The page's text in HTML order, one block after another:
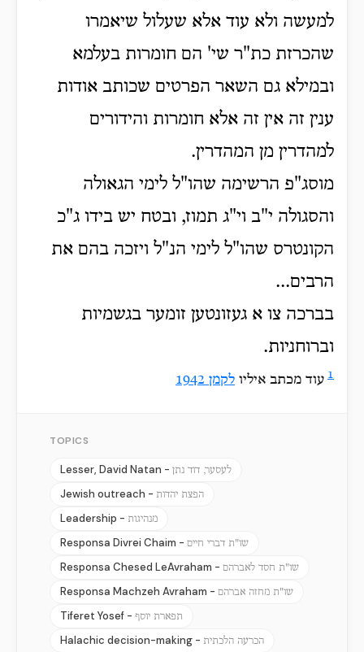
למעשה ולא עוד אלא שעלול שיאמרו
שהכרזת כת"ר שי' הם חומרות בעלמא
ובמילא גם השאר הפרטים שכותב אודות
ענין זה אין זה אלא חומרות והידורים
למהדרין מן המהדרין.
מוסג"פ הרשימה שהו"ל לימי הגאולה
והסגולה י"ב וי"ג תמוז, ובטח יש בידו ג"כ
הקונטרס שהו"ל לימי הנ"ל ויזכה בהם את
הרבים...
בברכה צו א געזונטען זומער בגשמיות
וברוחניות.
1 עוד מכתב איליו לקמן 1942
TOPICS
Lesser, David Natan - לעסער, דוד נתן
Jewish outreach - הפצת יהדות
Leadership - מנהיגות
Responsa Divrei Chaim - שו"ת דברי חיים
Responsa Chesed LeAvraham - שו"ת חסד לאברהם
Responsa Machzeh Avraham - שו"ת מחזה אברהם
Tiferet Yosef - תפארת יוסף
Halachic decision-making - הכרעה הלכתית